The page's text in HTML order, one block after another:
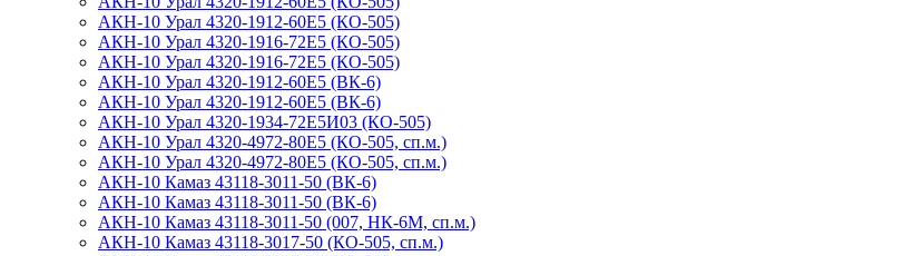
АКН-10 Урал 4320-1912-60Е5 (КО-505)
АКН-10 Урал 4320-1916-72E5 (КО-505)
АКН-10 Урал 4320-1916-72E5 (КО-505)
АКН-10 Урал 4320-1912-60Е5 (ВК-6)
АКН-10 Урал 4320-1912-60E5 (ВК-6)
АКН-10 Урал 4320-1934-72Е5И03 (КО-505)
АКН-10 Урал 4320-4972-80Е5 (КО-505, сп.м.)
АКН-10 Урал 4320-4972-80Е5 (КО-505, сп.м.)
АКН-10 Камаз 43118-3011-50 (ВК-6)
АКН-10 Камаз 43118-3011-50 (ВК-6)
АКН-10 Камаз 43118-3011-50 (007, НК-6М, сп.м.)
АКН-10 Камаз 43118-3017-50 (КО-505, сп.м.)